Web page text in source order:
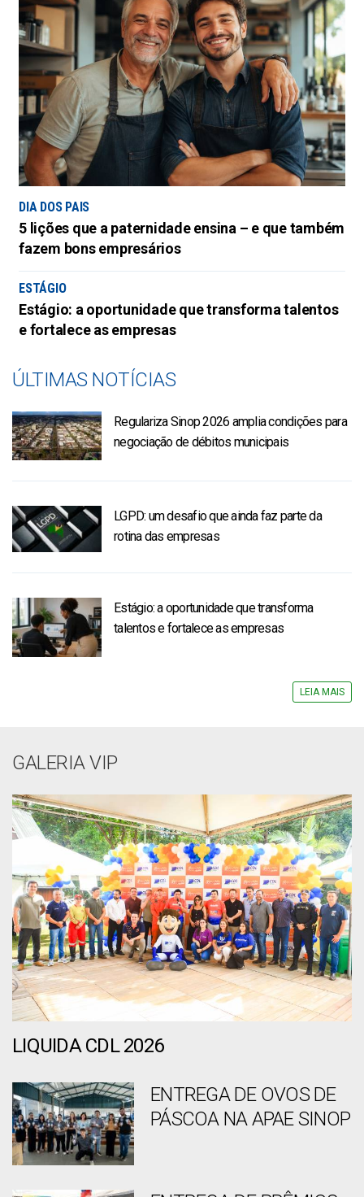
DIA DOS PAIS
5 lições que a paternidade ensina – e que também
fazem bons empresários
ESTÁGIO
Estágio: a oportunidade que transforma talentos
e fortalece as empresas
ÚLTIMAS NOTÍCIAS
Regulariza Sinop 2026 amplia condições para
negociação de débitos municipais
LGPD: um desafio que ainda faz parte da
rotina das empresas
Estágio: a oportunidade que transforma
talentos e fortalece as empresas
LEIA MAIS
GALERIA VIP
LIQUIDA CDL 2026
ENTREGA DE OVOS DE
PÁSCOA NA APAE SINOP